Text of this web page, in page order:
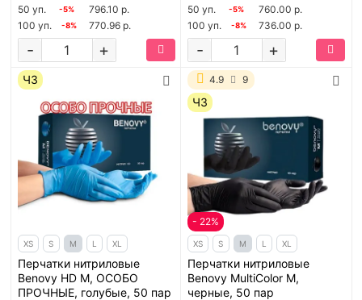
50 уп.
-5%
796.10 р.
100 уп.
-8% 770.96 р.
+
-
50 уп.
-5%
760.00 р.
100 уп.
-8% 736.00 р.
+
-
ЧЗ
XS S M L XL
Перчатки нитриловые
Benovy HD M, ОСОБО
ПРОЧНЫЕ, голубые, 50 пар
4.9 9
ЧЗ
- 22%
XS S M L XL
Перчатки нитриловые
Benovy MultiColor M,
черные, 50 пар